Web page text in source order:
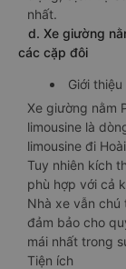
nhất.
d. Xe giường
các cặp đôi
Giới thiệu
Xe giường nằm
limousine là
limousine đi
Tuy nhiên kích
phù hợp với cả
Nhà xe vẫn
đảm bảo cho
mái nhất trong
Tiện ích